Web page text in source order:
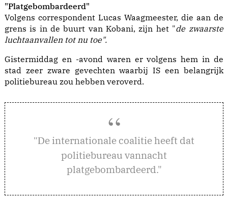
"Platgebombardeerd"
Volgens correspondent Lucas Waagmeester, die aan de
grens is in de buurt van Kobani, zijn het "de zwaarste
luchtaanvallen tot nu toe".
Gistermiddag en -avond waren er volgens hem in de
stad zeer zware gevechten waarbij IS een belangrijk
politiebureau zou hebben veroverd.
"De internationale coalitie heeft dat
politiebureau vannacht
platgebombardeerd."